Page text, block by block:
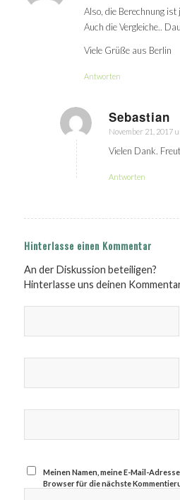
Also, die Berechnung
Auch die Vergleiche..
Viele Grüße aus Berlin
Antworten
Sebastian
sagte:
November 21, 2017
Vielen Dank.
Antworten
Hinterlasse einen Kommentar
An der Diskussion beteiligen?
Hinterlasse uns deinen
Meinen Namen, meine E-Mail-
Browser für die nächste